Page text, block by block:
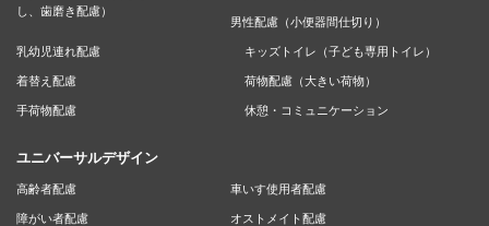
し、歯磨き配慮）
男性配慮（小便器間仕切り）
乳幼児連れ配慮 キッズトイレ（子ども専用トイレ）
着替え配慮 荷物配慮（大きい荷物）
手荷物配慮 休憩・コミュニケーション
ユニバーサルデザイン
高齢者配慮 車いす使用者配慮
障がい者配慮 オストメイト配慮